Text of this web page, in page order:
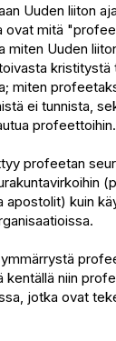
Uuden liiton
ovat mitä
miten Uuden
kristitystä
miten
ei tunnista,
profeettoihin.
profeetan
kuin
kentällä niin
jotka ovat